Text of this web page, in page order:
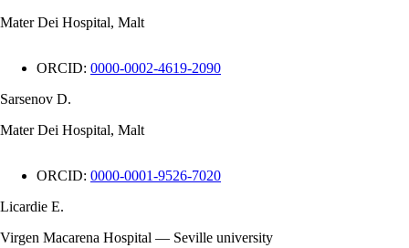
Mater Dei Hospital, Malt
ORCID: 0000-0002-4619-2090
Sarsenov D.
Mater Dei Hospital, Malt
ORCID: 0000-0001-9526-7020
Licardie E.
Virgen Macarena Hospital — Seville university